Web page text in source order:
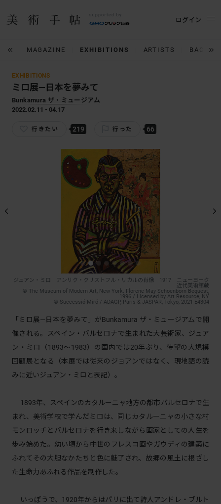
MAGAZINE EXHIBITIONS ARTISTS BACK
ログイン
EXHIBITIONS
ミロ展―日本を夢みて
Bunkamura ザ・ミュージアム
2022.02.11 - 04.17
行きたい 219 行った 66
ジュアン・ミロ アンリク・クリストフル・リカルの肖像 1917 ニューヨーク
近代美術館蔵
© The Museum of Modern Art, New York. Florene May Schoenborn Bequest,
1996 / Licensed by Art Resource, NY
© Successió Miró / ADAGP, Paris & JASPAR, Tokyo, 2021 E4304
「ミロ展―日本を夢みて」がBunkamura ザ・ミュージアムで開
催される。スペイン・バルセロナで生まれた大芸術家、ジュア
ン・ミロ（1893〜1983）の国内では20年ぶり、待望の大規模
回顧展となる（本展では従来のジョアンではなく、現地語の読
みに近いジュアン・ミロと表記）。
1893年、スペインのカタルーニャ地方の都市バルセロナで生
まれ、美術学校で学んだミロは、同じカタルーニャの小さな村
モンロッチとバルセロナを行き来しながら画家としての人生を
歩み始めた。幼い頃から中世のフレスコ画やガウディの建築に
ふれてその大胆なかたちと色に魅了され、故郷の風土に根ざし
た生命力あふれる作品を制作した。
いっぽうで、1920年からはパリに出て詩人アンドレ・ブルト